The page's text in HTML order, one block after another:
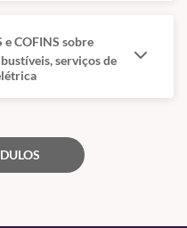
COFINS sobre
serviços de